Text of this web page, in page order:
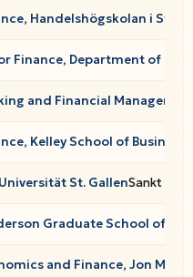
Handelshögskolan i
Finance, Department of
and Financial
Kelley School of
St. GallenSankt
Graduate School of
and Finance, Jon M.